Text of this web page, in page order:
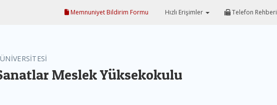
Memnuniyet Bildirim Formu Hızlı Erişimler Telefon Rehberi
Meslek Yüksekokulu